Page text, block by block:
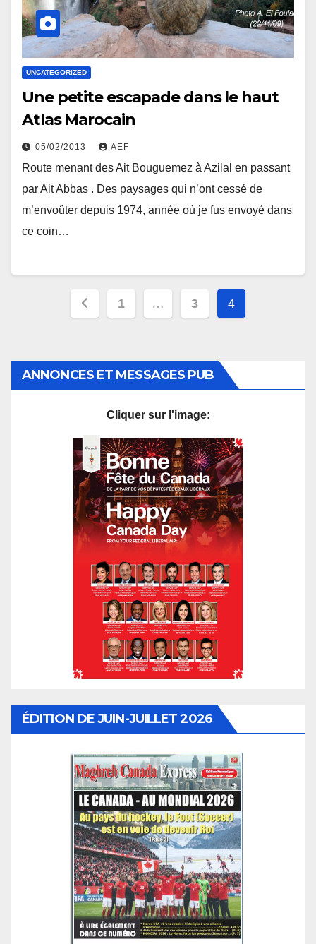
UNCATEGORIZED
Une petite escapade dans le haut
Atlas Marocain
05/02/2013 AEF
Route menant des Ait Bouguemez à Azilal en passant
par Ait Abbas . Des paysages qui n’ont cessé de
m’envoûter depuis 1974, année où je fus envoyé dans
ce coin…
Pagination
publications
1 … 3 4
ANNONCES ET MESSAGES PUB
Cliquer sur l'image:
ÉDITION DE JUIN-JUILLET 2026